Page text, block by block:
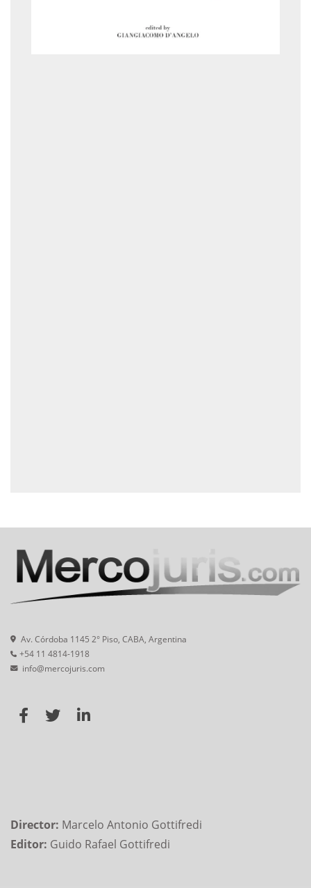
Av. Córdoba 1145 2° Piso, CABA, Argentina
+54 11 4814-1918
info@mercojuris.com
Director: Marcelo Antonio Gottifredi
Editor: Guido Rafael Gottifredi